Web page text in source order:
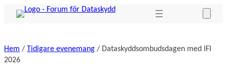
Hoppa
Hem / Tidigare evenemang / Dataskyddsombudsdagen med IFI
2026